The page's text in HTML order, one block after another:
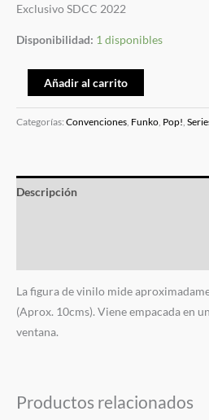
Exclusivo SDCC 2022
Disponibilidad: 1 disponibles
Añadir al carrito
Categorías: Convenciones Funko Pop!
Descripción
La figura de vinilo mide
(Aprox. 10cms). Viene empacada en
ventana.
Productos relacionados